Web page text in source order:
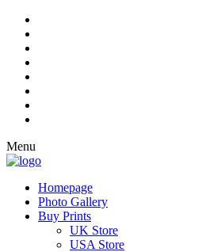
Menu
Homepage
Photo Gallery
Buy Prints
UK Store
USA Store